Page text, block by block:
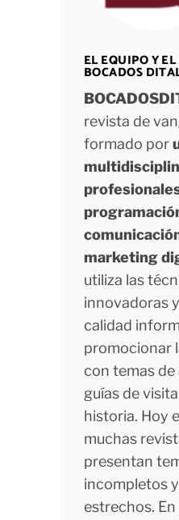
EL EQUIPO Y
BOCADOS
revista de
formado por
marketing
utiliza las
innovadoras
calidad
promocionar
con temas de
guías de
historia. Hoy
muchas
presentan
incompletos
estrechos.